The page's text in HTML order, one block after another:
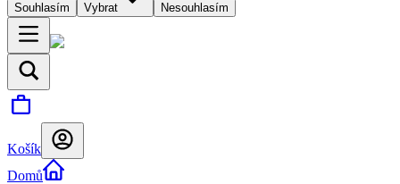
Souhlasím Vybrat Nesouhlasím
Košík
Domů